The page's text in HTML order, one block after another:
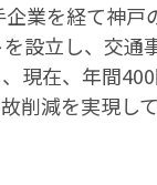
業を経て神
設立し、交
現在、年間
削減を実現し